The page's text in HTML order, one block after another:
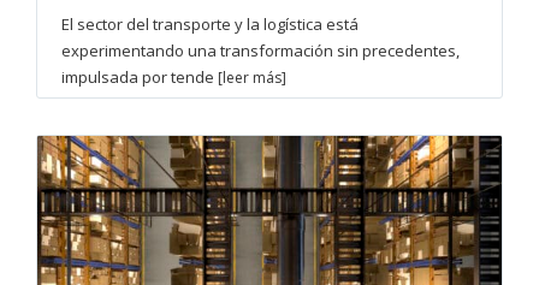
El sector del transporte y la logística está
experimentando una transformación sin precedentes,
impulsada por tende [leer más]